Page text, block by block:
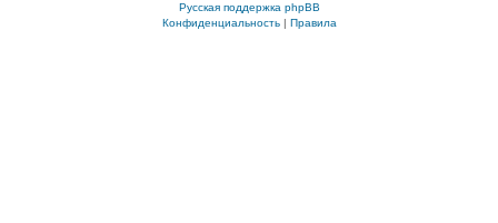
Русская поддержка phpBB
Конфиденциальность| Правила